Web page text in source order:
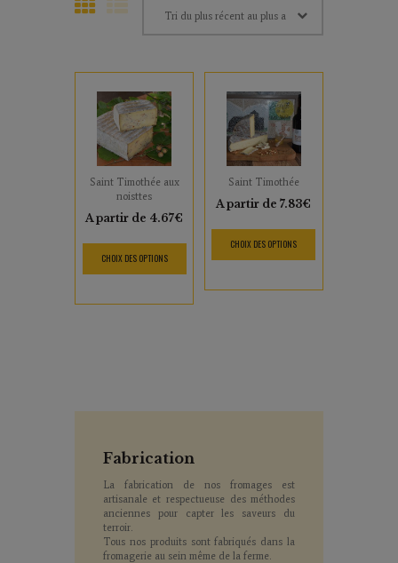
Saint Timothée aux
noisttes
A partir de 4.67€
CHOIX DES OPTIONS
Saint Timothée
A partir de7.83€
CHOIX DES OPTIONS
Fabrication
La fabrication de nos fromages est
artisanale et respectueuse des méthodes
anciennes pour capter les saveurs du
terroir.
Tous nos produits sont fabriqués dans la
fromagerie au sein même de la ferme.